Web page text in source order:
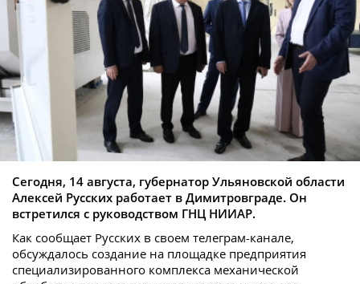
Сегодня, 14 августа, губернатор Ульяновской области
Алексей Русских работает в Димитровграде. Он
встретился с руководством ГНЦ НИИАР.
Как сообщает Русских в своем телеграм-канале,
обсуждалось создание на площадке предприятия
специализированного комплекса механической